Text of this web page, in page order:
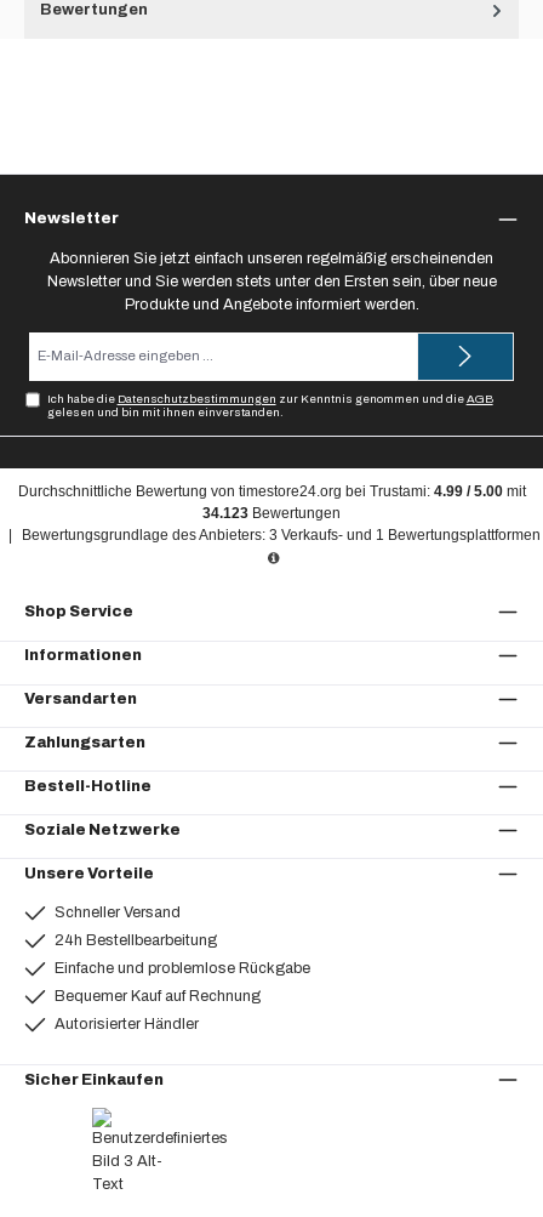
Bewertungen
Durchschnittliche Bewertung von timestore24.org bei Trustami: 4.99/5.00mit
34.123 Bewertungen
|
Bewertungsgrundlage des Anbieters: 3 Verkaufs- und 1 Bewertungsplattformen
Newsletter
Abonnieren Sie jetzt einfach unseren regelmäßig erscheinenden
Newsletter und Sie werden stets unter den Ersten sein, über neue
Produkte und Angebote informiert werden.
Ich habe die Datenschutzbestimmungen zur Kenntnis genommen und dieAGB
gelesen und bin mit ihnen einverstanden.
Shop Service
Informationen
Versandarten
Zahlungsarten
Bestell-Hotline
Soziale Netzwerke
Unsere Vorteile
Schneller Versand
24h Bestellbearbeitung
Einfache und problemlose Rückgabe
Bequemer Kauf auf Rechnung
Autorisierter Händler
Sicher Einkaufen